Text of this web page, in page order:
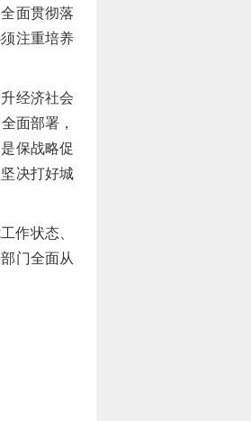
面贯彻落
注重培养
经济社会
面部署，
保战略促
决打好城
作状态、
门全面从